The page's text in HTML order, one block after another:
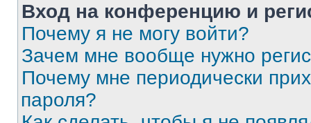
Вход на конференцию и
Почему я не могу войти?
Зачем мне вообще нужно
Почему мне периодически
пароля?